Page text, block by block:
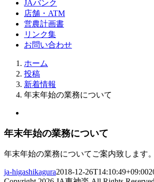
JAバンク
店舗・ATM
営農計画書
リンク集
お問い合わせ
ホーム
投稿
新着情報
年末年始の業務について
年末年始の業務について
年末年始の業務についてご案内致します。
ja-higashikagura2018-12-26T14:10:49+09:00